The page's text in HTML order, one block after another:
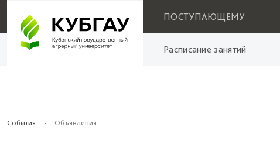
ПОСТУПАЮЩЕМУ
Расписание занятий
События Объявления